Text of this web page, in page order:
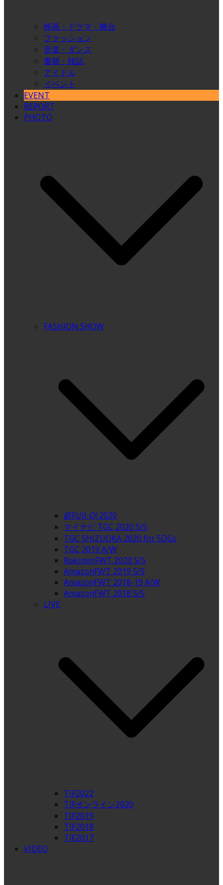
映画・ドラマ・舞台
ファッション
音楽・ダンス
書籍・雑誌
アイドル
イベント
EVENT
REPORT
PHOTO
FASHION SHOW
超FUJI-Q! 2020
マイナビ TGC 2020 S/S
TGC SHIZUOKA 2020 for SDGs
TGC 2019 A/W
RakutenFWT 2020 S/S
AmazonFWT 2019 S/S
AmazonFWT 2018-19 A/W
AmazonFWT 2018 S/S
LIVE
TIF2022
TIFオンライン2020
TIF2019
TIF2018
TIF2017
VIDEO